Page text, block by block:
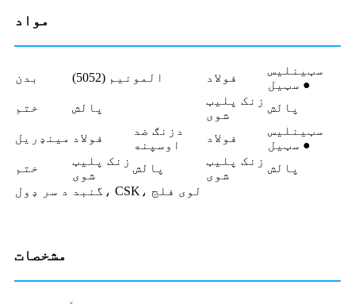
مواد
بدن المونیم (5052) فولاد
سټینلیس
سټیل ●
ختم
پالش
زنک پلیټ
شوی
پالش
مینډریل فولاد
دزنګ ضد
اوسپنه
فولاد
سټینلیس
سټیل ●
ختم
زنک پلیټ
شوی
پالش
زنک پلیټ
شوی
پالش
د سر ډول
گنبد، CSK، لوی فلج
مشخصات